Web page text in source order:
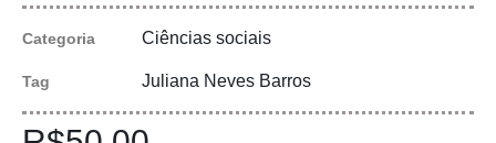
Categoria Ciências sociais
Tag Juliana Neves Barros